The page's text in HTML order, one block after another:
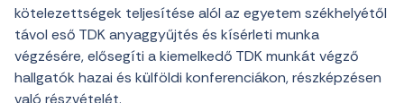
kötelezettségek teljesítése alól az egyetem székhelyétől
távol eső TDK anyaggyűjtés és kísérleti munka
végzésére, elősegíti a kiemelkedő TDK munkát végző
hallgatók hazai és külföldi konferenciákon, részképzésen
való részvételét.